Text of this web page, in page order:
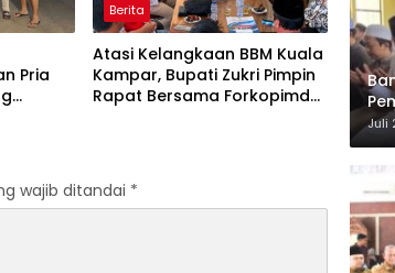
Pria
Berita
Atasi Kelangkaan BBM Kuala
Kampar, Bupati Zukri Pimpin
Rapat Bersama Forkopimda,
wajib ditandai *
Juli